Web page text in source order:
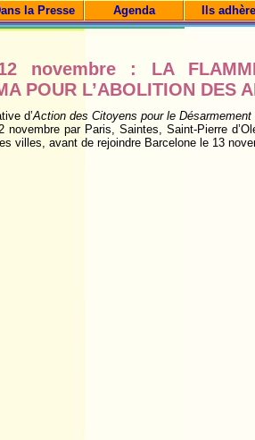
la Presse Agenda Ils
novembre : LA
POUR L’ABOLITION DES
d’Action des Citoyens pour le
novembre par Paris, Saintes, Saint-Pierre
villes, avant de rejoindre Barcelone le 13